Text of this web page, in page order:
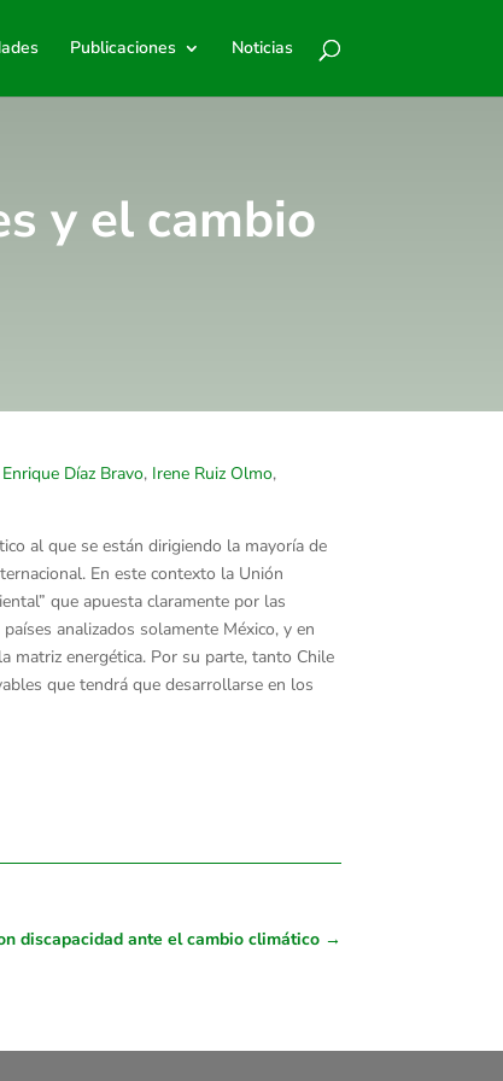
Publicaciones Noticias
y el cambio
Enrique Díaz Bravo, Irene Ruiz Olmo,
al que se están dirigiendo la mayoría de
En este contexto la Unión
que apuesta claramente por las
analizados solamente México, y en
matriz energética. Por su parte, tanto Chile
que tendrá que desarrollarse en los
discapacidad ante el cambio climático→